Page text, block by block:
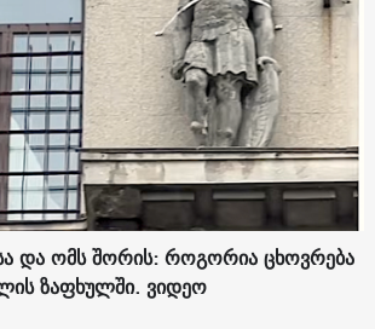
და ომს შორის: როგორია ცხოვრება
ზაფხულში. ვიდეო